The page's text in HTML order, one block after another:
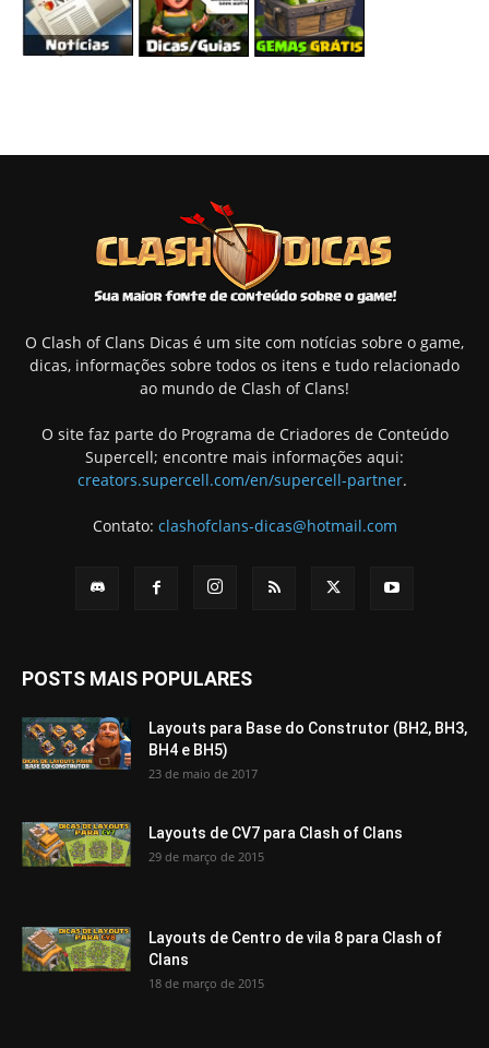
O Clash of Clans Dicas é um site com notícias sobre o game,
dicas, informações sobre todos os itens e tudo relacionado
ao mundo de Clash of Clans!
O site faz parte do Programa de Criadores de Conteúdo
Supercell; encontre mais informações aqui:
creators.supercell.com/en/supercell-partner.
Contato: clashofclans-dicas@hotmail.com
POSTS MAIS POPULARES
Layouts para Base do Construtor (BH2, BH3,
BH4 e BH5)
23 de maio de 2017
Layouts de CV7 para Clash of Clans
29 de março de 2015
Layouts de Centro de vila 8 para Clash of
Clans
18 de março de 2015